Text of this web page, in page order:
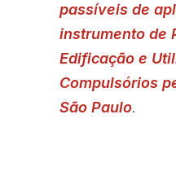
passíveis de
instrumento de
Edificação e
Compulsórios
São Paulo.